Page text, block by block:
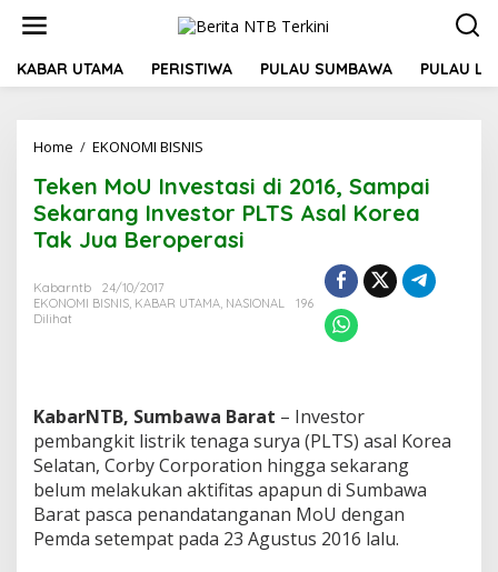
t
KABAR UTAMA PERISTIWA PULAU SUMBAWA PULAU
Home / EKONOMI BISNIS
k
e
n
M
I
a
s
i
d
i
2
0
Teken MoU Investasi di 2016, Sampai
Sekarang Investor PLTS Asal Korea
Tak Jua Beroperasi
Kabarntb
24/10/2017
EKONOMI BISNIS, KABAR UTAMA, NASIONAL
196
Dilihat
KabarNTB, Sumbawa Barat – Investor
pembangkit listrik tenaga surya (PLTS) asal Korea
Selatan, Corby Corporation hingga sekarang
belum melakukan aktifitas apapun di Sumbawa
Barat pasca penandatanganan MoU dengan
Pemda setempat pada 23 Agustus 2016 lalu.